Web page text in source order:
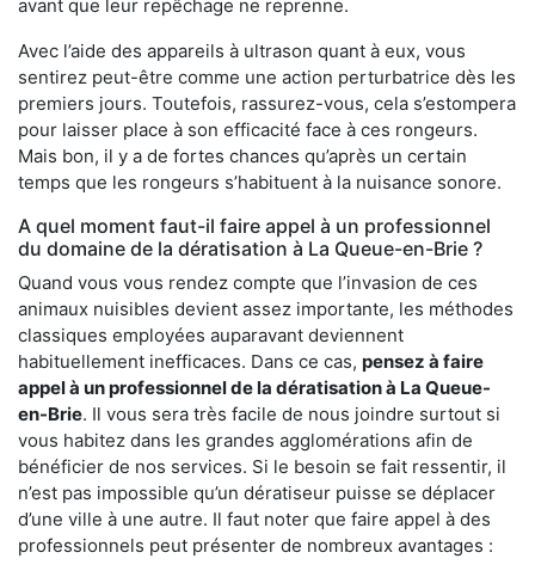
avant que leur repêchage ne reprenne.
Avec l’aide des appareils à ultrason quant à eux, vous
sentirez peut-être comme une action perturbatrice dès les
premiers jours. Toutefois, rassurez-vous, cela s’estompera
pour laisser place à son efficacité face à ces rongeurs.
Mais bon, il y a de fortes chances qu’après un certain
temps que les rongeurs s’habituent à la nuisance sonore.
A quel moment faut-il faire appel à un professionnel
du domaine de la dératisation à La Queue-en-Brie ?
Quand vous vous rendez compte que l’invasion de ces
animaux nuisibles devient assez importante, les méthodes
classiques employées auparavant deviennent
habituellement inefficaces. Dans ce cas, pensez à faire
appel à un professionnel de la dératisation à La Queue-
en-Brie. Il vous sera très facile de nous joindre surtout si
vous habitez dans les grandes agglomérations afin de
bénéficier de nos services. Si le besoin se fait ressentir, il
n’est pas impossible qu’un dératiseur puisse se déplacer
d’une ville à une autre. Il faut noter que faire appel à des
professionnels peut présenter de nombreux avantages :